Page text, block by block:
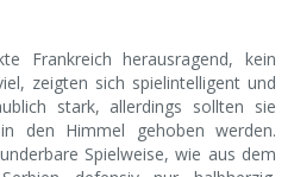
Frankreich herausragend, kein
zeigten sich spielintelligent und
stark, allerdings sollten sie
den Himmel gehoben werden.
Spielweise, wie aus dem